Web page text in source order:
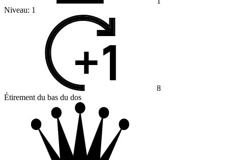
Niveau: 1
8
Étirement du bas du dos